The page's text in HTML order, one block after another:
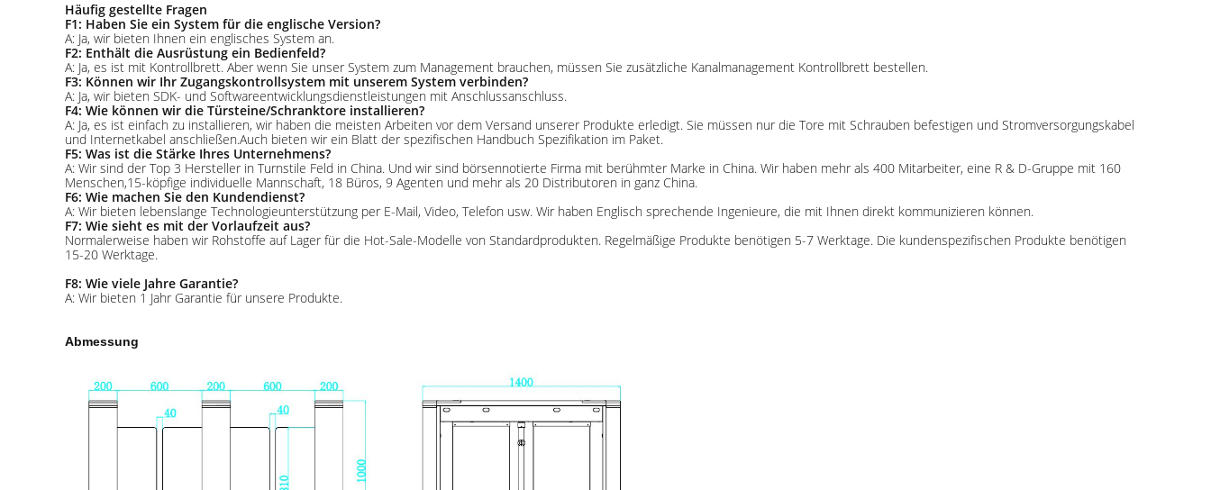
Häufig gestellte Fragen
F1: Haben Sie ein System für die englische Version?
A: Ja, wir bieten Ihnen ein englisches System an.
F2: Enthält die Ausrüstung ein Bedienfeld?
A: Ja, es ist mit Kontrollbrett. Aber wenn Sie unser System zum Management brauchen, müssen Sie zusätzliche Kanalmanagement Kontrollbrett bestellen.
F3: Können wir Ihr Zugangskontrollsystem mit unserem System verbinden?
A: Ja, wir bieten SDK- und Softwareentwicklungsdienstleistungen mit Anschlussanschluss.
F4: Wie können wir die Türsteine/Schranktore installieren?
A: Ja, es ist einfach zu installieren, wir haben die meisten Arbeiten vor dem Versand unserer Produkte erledigt. Sie müssen nur die Tore mit Schrauben befestigen und Stromversorgungskabel
und Internetkabel anschließen.Auch bieten wir ein Blatt der spezifischen Handbuch Spezifikation im Paket.
F5: Was ist die Stärke Ihres Unternehmens?
A: Wir sind der Top 3 Hersteller in Turnstile Feld in China. Und wir sind börsennotierte Firma mit berühmter Marke in China. Wir haben mehr als 400 Mitarbeiter, eine R & D-Gruppe mit 160
Menschen,15-köpfige individuelle Mannschaft, 18 Büros, 9 Agenten und mehr als 20 Distributoren in ganz China.
F6: Wie machen Sie den Kundendienst?
A: Wir bieten lebenslange Technologieunterstützung per E-Mail, Video, Telefon usw. Wir haben Englisch sprechende Ingenieure, die mit Ihnen direkt kommunizieren können.
F7: Wie sieht es mit der Vorlaufzeit aus?
Normalerweise haben wir Rohstoffe auf Lager für die Hot-Sale-Modelle von Standardprodukten. Regelmäßige Produkte benötigen 5-7 Werktage. Die kundenspezifischen Produkte benötigen
15-20 Werktage.
F8: Wie viele Jahre Garantie?
A: Wir bieten 1 Jahr Garantie für unsere Produkte.
Abmessung